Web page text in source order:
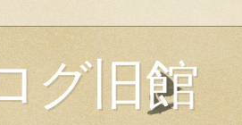
グ旧館